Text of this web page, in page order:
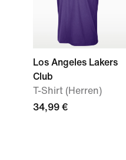
Los Angeles Lakers
Club
T-Shirt (Herren)
34,99 €